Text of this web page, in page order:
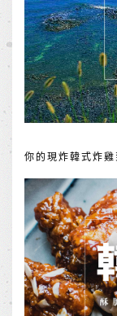
你的現炸韓式炸雞